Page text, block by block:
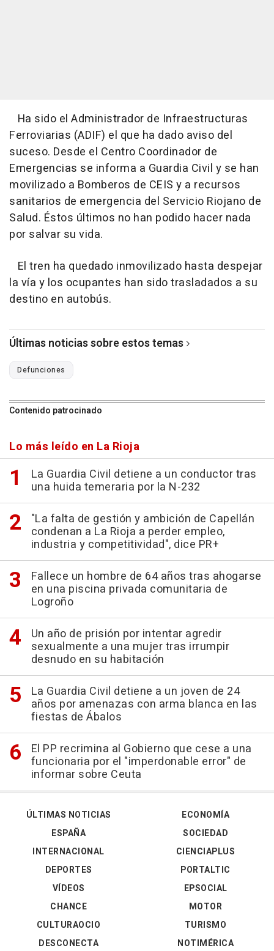
Ha sido el Administrador de Infraestructuras
Ferroviarias (ADIF) el que ha dado aviso del
suceso. Desde el Centro Coordinador de
Emergencias se informa a Guardia Civil y se han
movilizado a Bomberos de CEIS y a recursos
sanitarios de emergencia del Servicio Riojano de
Salud. Éstos últimos no han podido hacer nada
por salvar su vida.
El tren ha quedado inmovilizado hasta despejar
la vía y los ocupantes han sido trasladados a su
destino en autobús.
Últimas noticias sobre estos temas
Defunciones
Contenido patrocinado
Lo más leído en La Rioja
La Guardia Civil detiene a un conductor tras
una huida temeraria por la N-232
"La falta de gestión y ambición de Capellán
condenan a La Rioja a perder empleo,
industria y competitividad", dice PR+
Fallece un hombre de 64 años tras ahogarse
en una piscina privada comunitaria de
Logroño
Un año de prisión por intentar agredir
sexualmente a una mujer tras irrumpir
desnudo en su habitación
La Guardia Civil detiene a un joven de 24
años por amenazas con arma blanca en las
fiestas de Ábalos
El PP recrimina al Gobierno que cese a una
funcionaria por el "imperdonable error" de
informar sobre Ceuta
ÚLTIMAS NOTICIAS
ESPAÑA
INTERNACIONAL
DEPORTES
VÍDEOS
ECONOMÍA
SOCIEDAD
CIENCIAPLUS
PORTALTIC
EPSOCIAL
CHANCE
CULTURAOCIO
DESCONECTA
MOTOR
TURISMO
NOTIMÉRICA